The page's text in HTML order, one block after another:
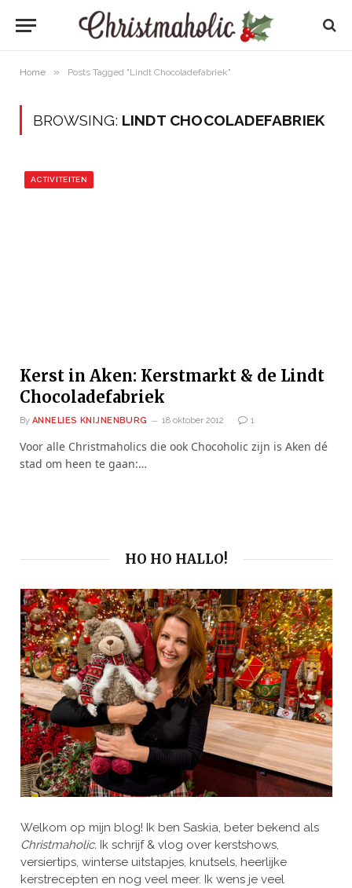
Home » Posts Tagged "Lindt Chocoladefabriek"
BROWSING: LINDT CHOCOLADEFABRIEK
ACTIVITEITEN
Kerst in Aken: Kerstmarkt & de Lindt
Chocoladefabriek
By ANNELIES KNIJNENBURG 18 oktober 2012 1
Voor alle Christmaholics die ook Chocoholic zijn is Aken dé
stad om heen te gaan:…
HO HO HALLO!
Welkom op mijn blog! Ik ben Saskia, beter bekend als
Christmaholic. Ik schrijf & vlog over kerstshows,
versiertips, winterse uitstapjes, knutsels, heerlijke
kerstrecepten en nog veel meer. Ik wens je veel